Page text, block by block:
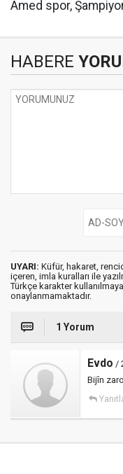
Amed spor,
HABERE
UYARI: Küfür, hakaret,
içeren, imla kuralları ile
Türkçe karakter
onaylanmamaktadır.
1 Yorum
Evdo /
Bijîn